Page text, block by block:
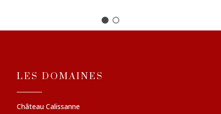
LES DOMAINES
Château Calissanne